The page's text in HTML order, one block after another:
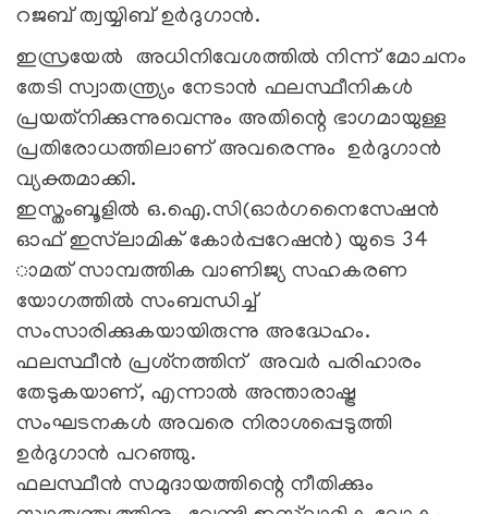
റജബ് ത്വയ്യിബ് ഉര്‍ദുഗാന്‍.
ഇസ്രയേല്‍ അധിനിവേശത്തില്‍ നിന്ന് മോചനം
തേടി സ്വാതന്ത്ര്യം നേടാന്‍ ഫലസ്ഥീനികള്‍
പ്രയത്‌നിക്കുന്നുവെന്നും അതിന്റെ ഭാഗമായുള്ള
പ്രതിരോധത്തിലാണ് അവരെന്നും ഉര്‍ദുഗാന്‍
വ്യക്തമാക്കി.
ഇസ്തംബൂളില്‍ ഒ.ഐ.സി(ഓര്‍ഗനൈസേഷന്‍
ഓഫ് ഇസ്‌ലാമിക് കോര്‍പ്പറേഷന്‍) യുടെ 34
ാമത് സാമ്പത്തിക വാണിജ്യ സഹകരണ
യോഗത്തില്‍ സംബന്ധിച്ച്
സംസാരിക്കുകയായിരുന്നു അദ്ധേഹം.
ഫലസ്ഥീന്‍ പ്രശ്‌നത്തിന് അവര്‍ പരിഹാരം
തേടുകയാണ്, എന്നാല്‍ അന്താരാഷ്ട്ര
സംഘടനകള്‍ അവരെ നിരാശപ്പെടുത്തി
ഉര്‍ദുഗാന്‍ പറഞ്ഞു.
ഫലസ്ഥീന്‍ സമുദായത്തിന്റെ നീതിക്കും